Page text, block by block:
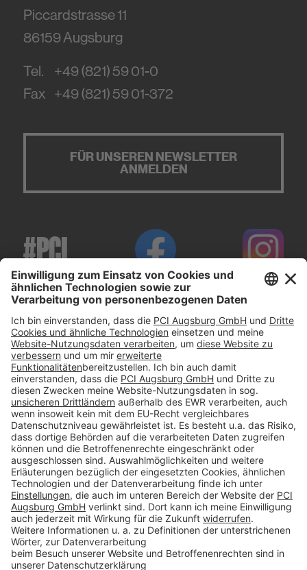
Piccardstrasse 11
86159Augsburg
Tel.
+49 (821) 59 01-0
Fax +49 (821) 59 01-372
FÜR UNSEREN NEWSLETTER
ANMELDEN
#PCI
Impressum
Datenschutz
AGB
Rechtliche Hinweise
Cookie-Einstellungen öffnen
Betroffenenrechte
www.bimobject.com